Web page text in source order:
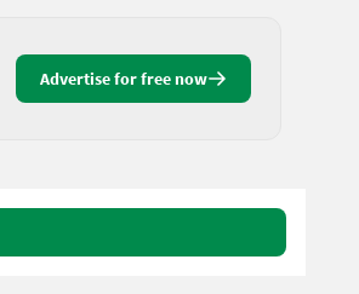
Advertise for free now